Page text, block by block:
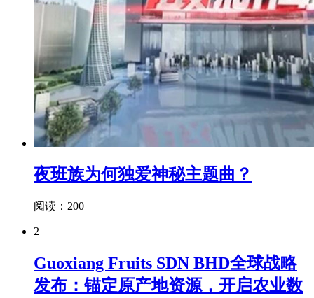
夜班族为何独爱神秘主题曲？
阅读：200
2
Guoxiang Fruits SDN BHD全球战略
发布：锚定原产地资源，开启农业数